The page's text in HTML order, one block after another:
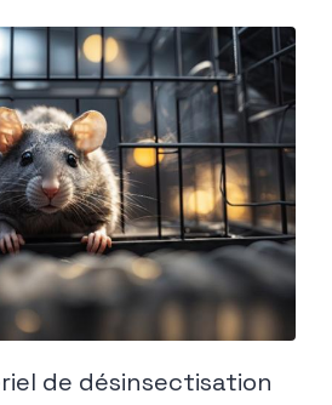
de désinsectisation